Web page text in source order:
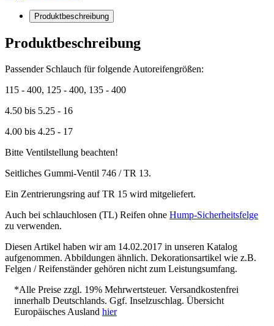
Produktbeschreibung
Produktbeschreibung
Passender Schlauch für folgende Autoreifengrößen:
115 - 400, 125 - 400, 135 - 400
4.50 bis 5.25 - 16
4.00 bis 4.25 - 17
Bitte Ventilstellung beachten!
Seitliches Gummi-Ventil 746 / TR 13.
Ein Zentrierungsring auf TR 15 wird mitgeliefert.
Auch bei schlauchlosen (TL) Reifen ohne Hump-Sicherheitsfelge
zu verwenden.
Diesen Artikel haben wir am 14.02.2017 in unseren Katalog
aufgenommen. Abbildungen ähnlich. Dekorationsartikel wie z.B.
Felgen / Reifenständer gehören nicht zum Leistungsumfang.
*Alle Preise zzgl. 19% Mehrwertsteuer. Versandkostenfrei
innerhalb Deutschlands. Ggf. Inselzuschlag. Übersicht
Europäisches Ausland hier